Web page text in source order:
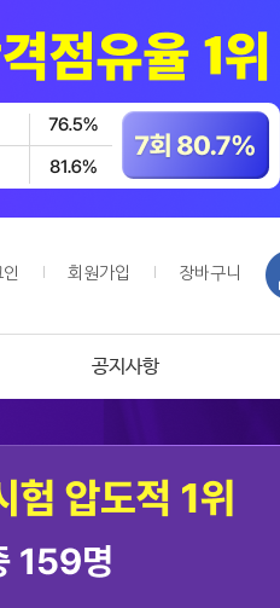
회원가입 장바구니
공지사항